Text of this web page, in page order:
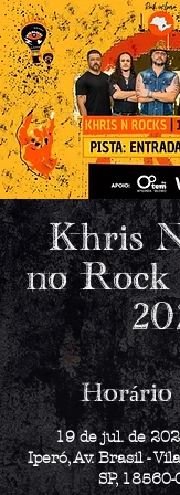
Khris
no
Horário
19 de jul. de
Iperó, Av. Brasil -
SP,